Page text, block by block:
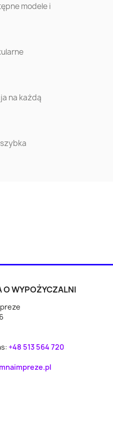
Lubartów
Świecie
Lubawskie
Włoszczowa
modele i
na każdą
O WYPOŻYCZALNI
+48 513 564 720